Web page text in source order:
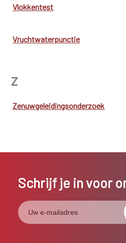
Vlokkentest
Vruchtwaterpunctie
Z
Zenuwgeleidingsonderzoek
Schrijf je in voor